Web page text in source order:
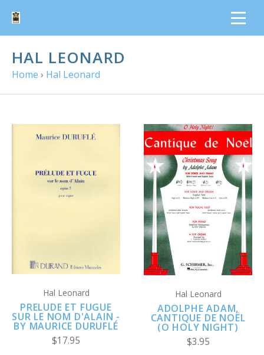
HAL LEONARD
Home › Hal Leonard
Hal Leonard
PRELUDE ET FUGUE
SUR LE NOM D'ALAIN -
BY MAURICE DURUFLÉ
$17.95
Hal Leonard
ADOLPHE ADAM,
CANTIQUE DE NOËL
(O HOLY NIGHT)
$3.95